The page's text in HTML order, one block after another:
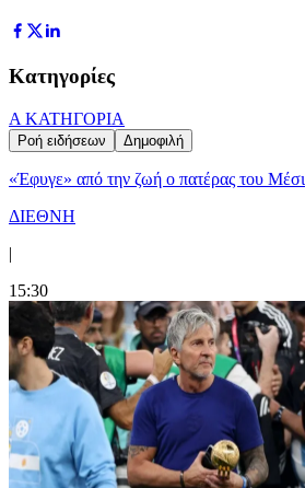
Κατηγορίες
Α ΚΑΤΗΓΟΡΙΑ
Ροή ειδήσεων Δημοφιλή
«Έφυγε» από την ζωή ο πατέρας του Μέσι
ΔΙΕΘΝΗ
|
15:30